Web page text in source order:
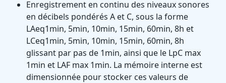
Enregistrement en continu des niveaux sonores
en décibels pondérés A et C, sous la forme
LAeq1min, 5min, 10min, 15min, 60min, 8h et
LCeq1min, 5min, 10min, 15min, 60min, 8h
glissant par pas de 1min, ainsi que le LpC max
1min et LAF max 1min. La mémoire interne est
dimensionnée pour stocker ces valeurs de